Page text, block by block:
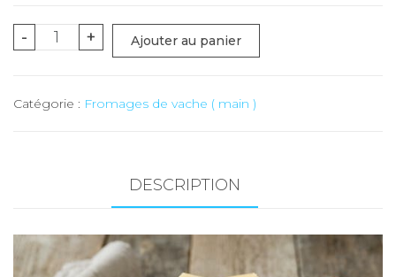
-
quantité
"Orsières
300
gr
+ Ajouter au panier
Catégorie : Fromages de vache ( main )
DESCRIPTION